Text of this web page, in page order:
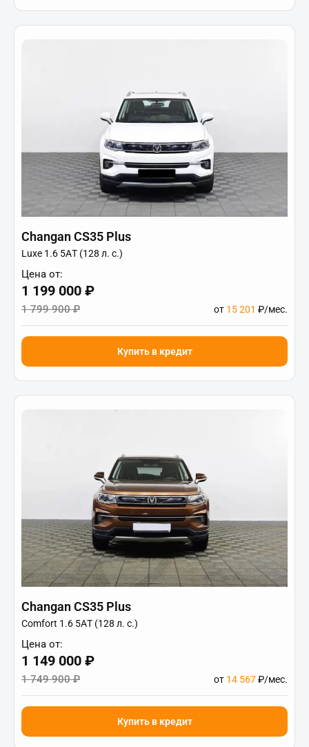
Changan CS35 Plus
Luxe 1.6 5АT (128 л. с.)
Цена от:
1 199 000 ₽
1 799 900 ₽ от 15 201 ₽/мес.
Купить в кредит
Changan CS35 Plus
Comfort 1.6 5АT (128 л. с.)
Цена от:
1 149 000 ₽
1 749 900 ₽ от 14 567₽/мес.
Купить в кредит